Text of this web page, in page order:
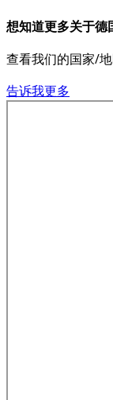
想知道更多关于德
查看我们的国家/
告诉我更多